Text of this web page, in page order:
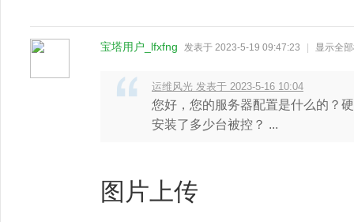
宝塔用户_lfxfng 发表于 2023-5-19 09:47:23 显示全
运维风光 发表于 2023-5-16 10:04
您好，您的服务器配置是什么的？
安装了多少台被控？ ...
图片上传